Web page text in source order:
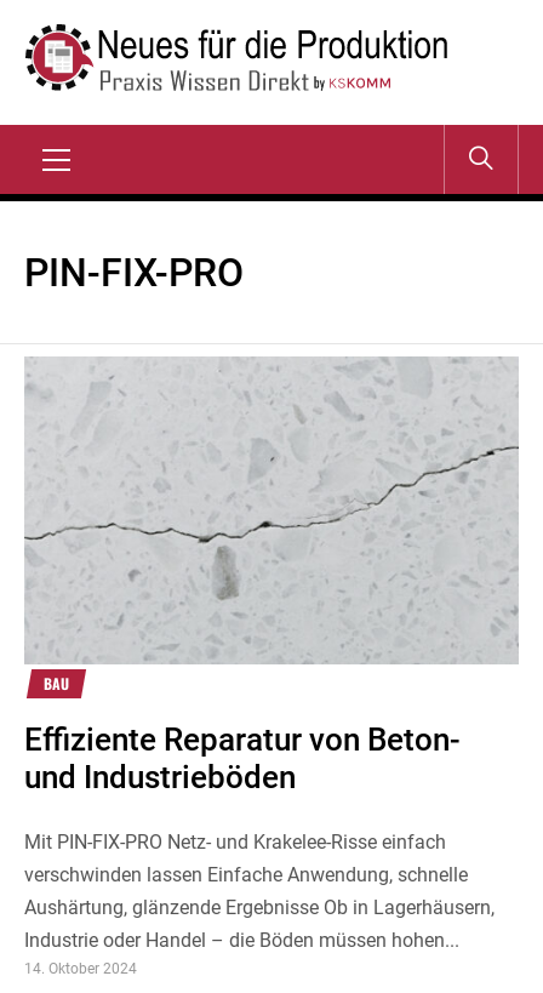
Inhalt
springen
NEUES FÜR DIE
PRODUKTION
PIN-FIX-PRO
BAU
Effiziente Reparatur von Beton-
und Industrieböden
Mit PIN-FIX-PRO Netz- und Krakelee-Risse einfach
verschwinden lassen Einfache Anwendung, schnelle
Aushärtung, glänzende Ergebnisse Ob in Lagerhäusern,
Industrie oder Handel – die Böden müssen hohen...
14. Oktober 2024